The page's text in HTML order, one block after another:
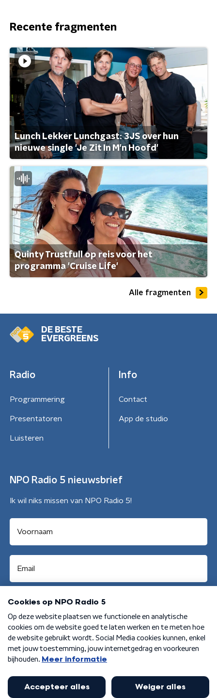
Recente fragmenten
Lunch Lekker Lunchgast: 3JS over hun
nieuwe single 'Je Zit In M'n Hoofd'
Quinty Trustfull op reis voor het
programma 'Cruise Life'
Alle fragmenten
DE BESTE
EVERGREENS
Radio
Programmering
Presentatoren
Luisteren
Info
Contact
App de studio
NPO Radio 5 nieuwsbrief
Ik wil niks missen van NPO Radio 5!
Aanmelden
Algemene voorwaarden